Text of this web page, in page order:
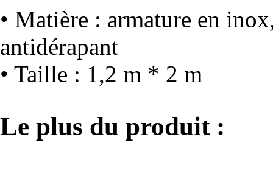
• Matière : armature en
antidérapant
• Taille : 1,2 m * 2 m
Le plus du produit :